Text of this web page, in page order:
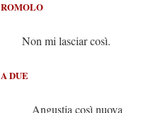
ROMOLO
Non mi lasciar così.
A DUE
Angustia così nuova